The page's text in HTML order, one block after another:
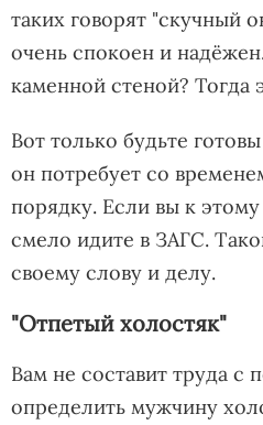
таких говорят "скучный
очень спокоен и
каменной стеной? Тогда
Вот только будьте
он потребует со
порядку. Если вы к
смело идите в ЗАГС.
своему слову и делу.
"Отпетый холостяк"
Вам не составит труда с
определить мужчину